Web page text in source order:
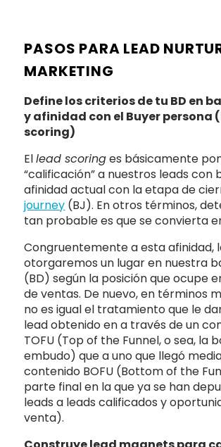
PASOS PARA LEAD
MARKETING
Define los criterios de tu BD en
y afinidad con el Buyer persona
scoring)
Ellead scoringes básicamente
“calificación” a nuestros leads con
afinidad actual con la etapa de
journey (BJ). En otros términos,
tan probable es que se convierta
Congruentemente a esta afinidad,
otorgaremos un lugar en nuestra
(BD) según la posición que ocupe
de ventas. De nuevo, en términos
no es igual el tratamiento que le
lead obtenido en a través de un
TOFU (Top of the Funnel, o sea, la
embudo) que a uno que llegó
contenido BOFU (Bottom of the
parte final en la que ya se han
leads a leads calificados y
venta).